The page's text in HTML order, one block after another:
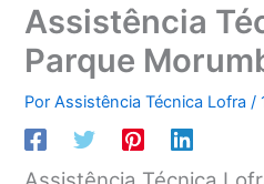
Assistência
Parque
PorAssistência Técnica Lofra/